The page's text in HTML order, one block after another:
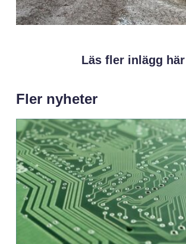
Läs fler inlägg här
Fler nyheter